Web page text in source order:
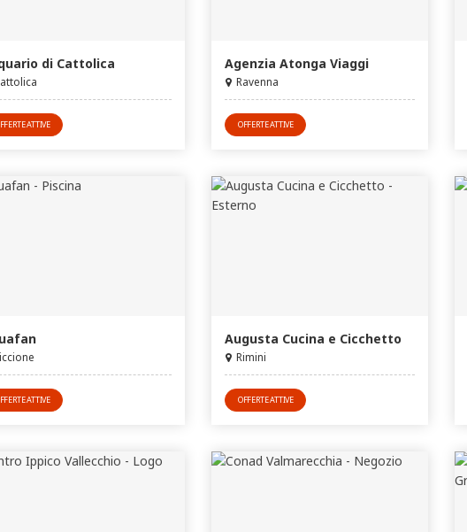
di Cattolica
ATTIVE
Agenzia Atonga Viaggi
Ravenna
OFFERTE ATTIVE
ATTIVE
Augusta Cucina e Cicchetto
Rimini
OFFERTE ATTIVE